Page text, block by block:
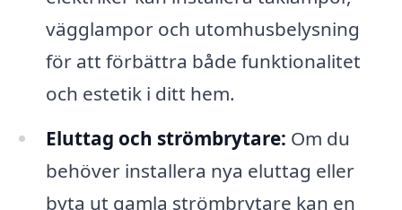
vägglampor och utomhusbelysning
för att förbättra både funktionalitet
och estetik i ditt hem.
Eluttag och strömbrytare: Om du
behöver installera nya eluttag eller
byta ut gamla strömbrytare kan en